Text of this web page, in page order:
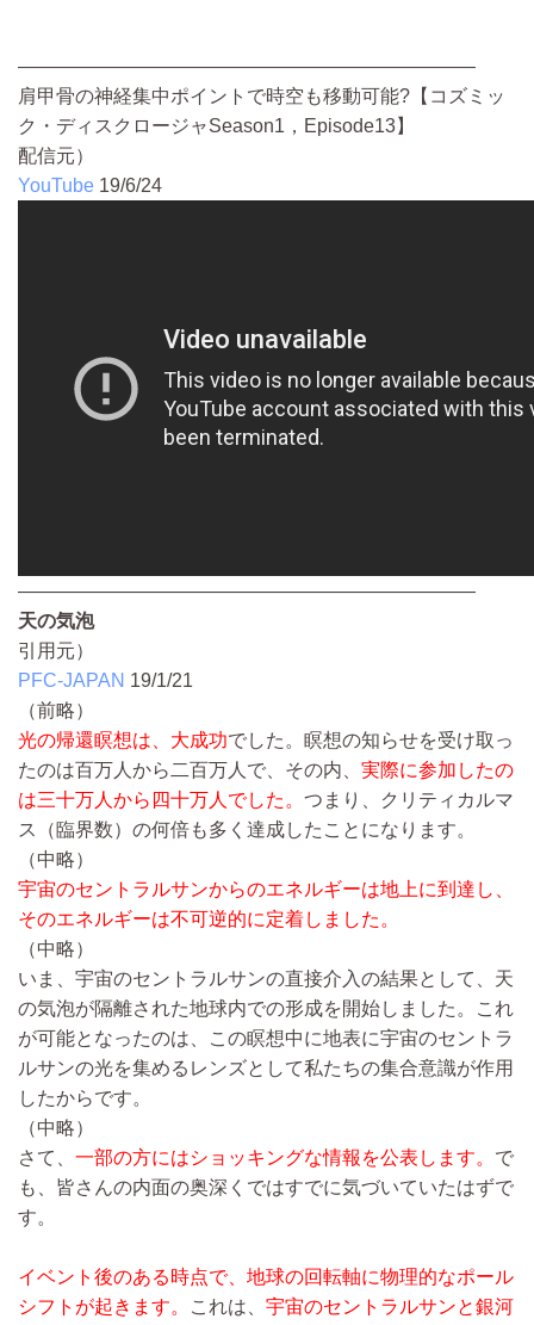
————————————————————————
肩甲骨の神経集中ポイントで時空も移動可能?【コズミッ
ク・ディスクロージャSeason1，Episode13】
配信元）
YouTube 19/6/24
————————————————————————
天の気泡
引用元）
PFC-JAPAN 19/1/21
（前略）
光の帰還瞑想は、大成功でした。瞑想の知らせを受け取っ
たのは百万人から二百万人で、その内、 実際に参加したの
は三十万人から四十万人でした。 つまり、クリティカルマ
ス（臨界数）の何倍も多く達成したことになります。
（中略）
宇宙のセントラルサンからのエネルギーは地上に到達し、
そのエネルギーは不可逆的に定着しました。
（中略）
いま、宇宙のセントラルサンの直接介入の結果として、天
の気泡が隔離された地球内での形成を開始しました。これ
が可能となったのは、この瞑想中に地表に宇宙のセントラ
ルサンの光を集めるレンズとして私たちの集合意識が作用
したからです。
（中略）
さて、 一部の方にはショッキングな情報を公表します。 で
も、皆さんの内面の奥深くではすでに気づいていたはずで
す。
イベント後のある時点で、地球の回転軸に物理的なポール
シフトが起きます。
これは、 宇宙のセントラルサンと銀河